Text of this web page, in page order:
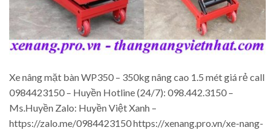
Xe nâng mặt bàn WP350 – 350kg nâng cao 1.5 mét giá rẻ call
0984423150 – Huyền Hotline (24/7): 098.442.3150 –
Ms.Huyền Zalo: Huyền Việt Xanh –
https://zalo.me/0984423150 https://xenang.pro.vn/xe-nang-